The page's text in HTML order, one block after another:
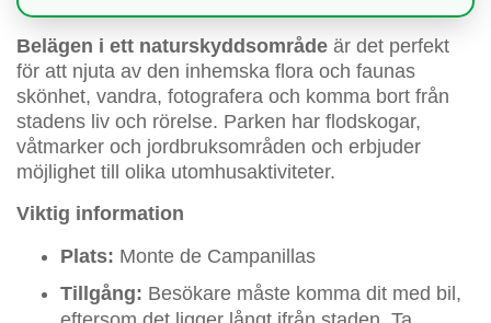
Belägen i ett naturskyddsområde är det perfekt
för att njuta av den inhemska flora och faunas
skönhet, vandra, fotografera och komma bort från
stadens liv och rörelse. Parken har flodskogar,
våtmarker och jordbruksområden och erbjuder
möjlighet till olika utomhusaktiviteter.
Viktig information
Plats: Monte de Campanillas
Tillgång: Besökare måste komma dit med bil,